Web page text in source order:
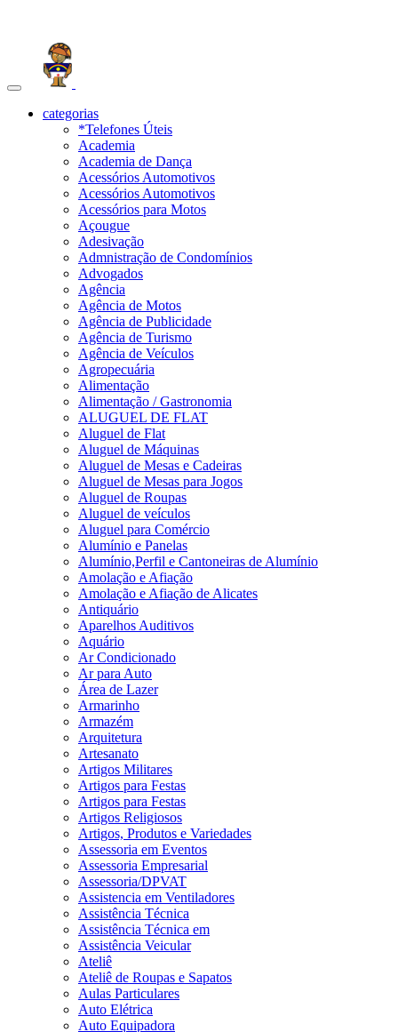
Toggle
navigationcategorias
*Telefones Úteis
Academia
Academia de Dança
Acessórios Automotivos
Acessórios Automotivos
Acessórios para Motos
Açougue
Adesivação
Admnistração de Condomínios
Advogados
Agência
Agência de Motos
Agência de Publicidade
Agência de Turismo
Agência de Veículos
Agropecuária
Alimentação
Alimentação / Gastronomia
ALUGUEL DE FLAT
Aluguel de Flat
Aluguel de Máquinas
Aluguel de Mesas e Cadeiras
Aluguel de Mesas para Jogos
Aluguel de Roupas
Aluguel de veículos
Aluguel para Comércio
Alumínio e Panelas
Alumínio,Perfil e Cantoneiras de Alumínio
Amolação e Afiação
Amolação e Afiação de Alicates
Antiquário
Aparelhos Auditivos
Aquário
Ar Condicionado
Ar para Auto
Área de Lazer
Armarinho
Armazém
Arquitetura
Artesanato
Artigos Militares
Artigos para Festas
Artigos para Festas
Artigos Religiosos
Artigos, Produtos e Variedades
Assessoria em Eventos
Assessoria Empresarial
Assessoria/DPVAT
Assistencia em Ventiladores
Assistência Técnica
Assistência Técnica em
Assistência Veicular
Ateliê
Ateliê de Roupas e Sapatos
Aulas Particulares
Auto Elétrica
Auto Equipadora